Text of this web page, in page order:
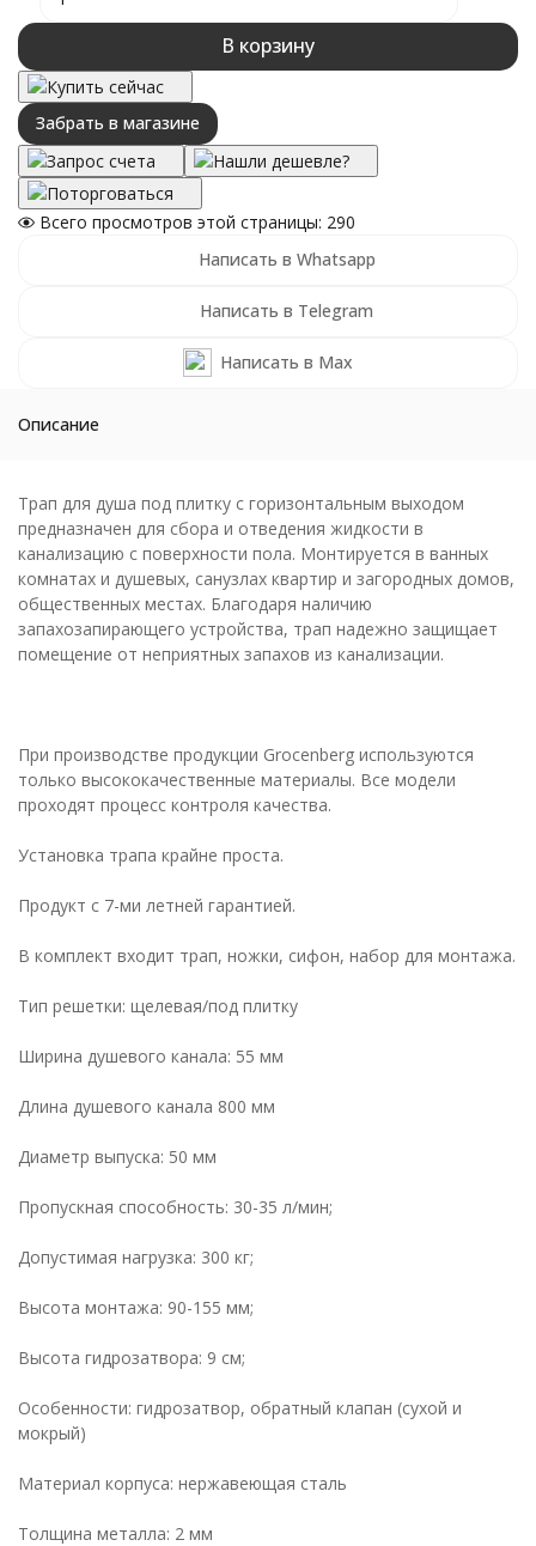
В корзину
Купить сейчас
Забрать в магазине
Запрос счета
Нашли дешевле?
Поторговаться
Всего просмотров этой страницы: 290
Написать в Whatsapp
Написать в Telegram
Написать в Max
Описание
Трап для душа под плитку с горизонтальным выходом
предназначен для сбора и отведения жидкости в
канализацию с поверхности пола. Монтируется в ванных
комнатах и душевых, санузлах квартир и загородных домов,
общественных местах. Благодаря наличию
запахозапирающего устройства, трап надежно защищает
помещение от неприятных запахов из канализации.
При производстве продукции Grocenberg используются
только высококачественные материалы. Все модели
проходят процесс контроля качества.
Установка трапа крайне проста.
Продукт с 7-ми летней гарантией.
В комплект входит трап, ножки, сифон, набор для монтажа.
Тип решетки: щелевая/под плитку
Ширина душевого канала: 55 мм
Длина душевого канала 800 мм
Диаметр выпуска: 50 мм
Пропускная способность: 30-35 л/мин;
Допустимая нагрузка: 300 кг;
Высота монтажа: 90-155 мм;
Высота гидрозатвора: 9 см;
Особенности: гидрозатвор, обратный клапан (сухой и
мокрый)
Материал корпуса: нержавеющая сталь
Толщина металла: 2 мм